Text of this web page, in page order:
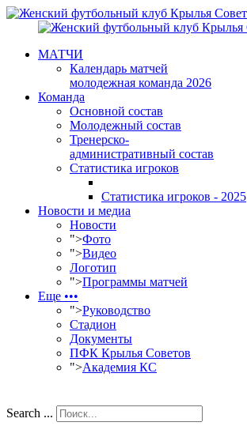
МАТЧИ
Календарь матчей
молодежная команда 2026
Команда
Основной состав
Молодежный состав
Тренерско-
административный состав
Статистика игроков
Статистика игроков - 2025
Новости и медиа
Новости
">Фото
">Видео
Логотип
">Программы матчей
Еще •••
">Руководство
Стадион
Документы
ПФК Крылья Советов
">Академия КС
Search ...